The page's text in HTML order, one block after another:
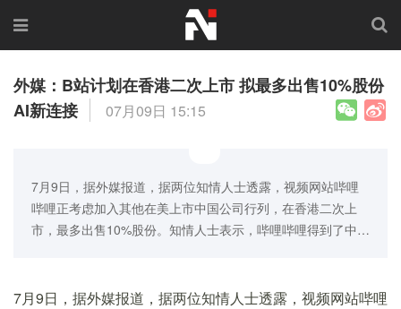
外媒：B站计划在香港二次上市 拟最多出售10%股份
AI新连接
07月09日 15:15
7月9日，据外媒报道，据两位知情人士透露，视频网站哔哩
哔哩正考虑加入其他在美上市中国公司行列，在香港二次上
市，最多出售10%股份。知情人士表示，哔哩哔哩得到了中…
7月9日，据外媒报道，据两位知情人士透露，视频网站哔哩